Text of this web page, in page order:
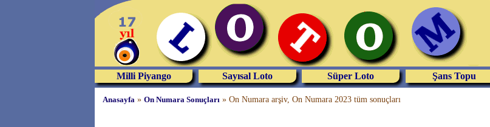
Milli Piyango Sayısal Loto Süper Loto Şans Topu
Anasayfa » On Numara Sonuçları » On Numara arşiv, On Numara 2023 tüm sonuçları